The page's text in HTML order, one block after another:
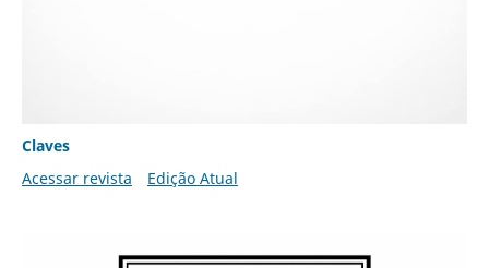
Claves
Acessar revista
Edição Atual